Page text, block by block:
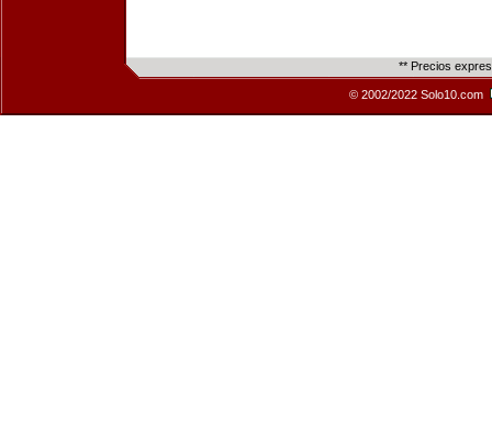
** Precios
© 2002/2022 Solo10.com